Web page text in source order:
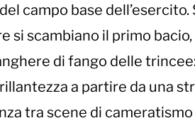
campo base dell’esercito.
si scambiano il primo
di fango delle
a partire da una
tra scene di